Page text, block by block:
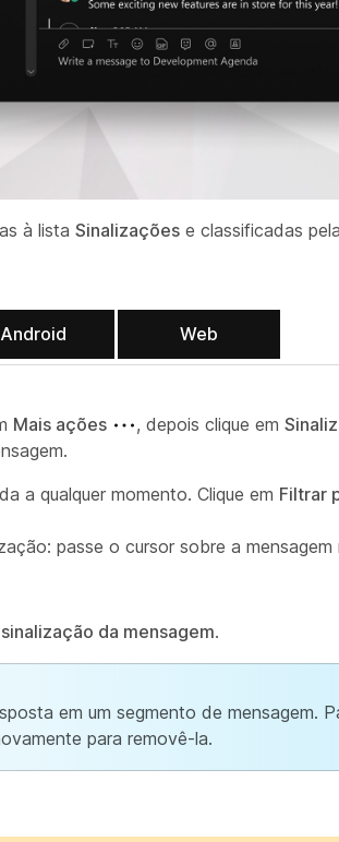
à lista Sinalizações e classificadas
Android Web
Mais ações , depois clique em
a qualquer momento. Clique em Filtrar
passe o cursor sobre a
da mensagem.
em um segmento de mensagem.
para removê-la.